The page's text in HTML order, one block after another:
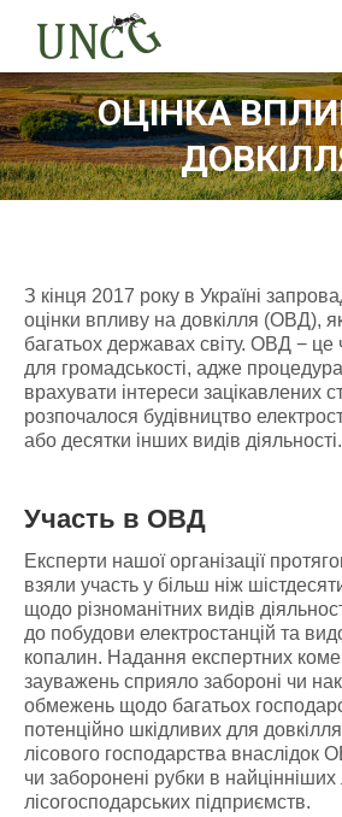
ОЦІНКА
З кінця 2017 року в Україні
оцінки впливу на довкілля (ОВД),
багатьох державах світу. ОВД − це
для громадськості, адже
врахувати інтереси зацікавлених
розпочалося будівництво
або десятки інших видів діяльності.
Участь в ОВД
Експерти нашої організації
взяли участь у більш ніж
щодо різноманітних видів
до побудови електростанцій та
копалин. Надання експертних
зауважень сприяло забороні чи
обмежень щодо багатьох
потенційно шкідливих для
лісового господарства внаслідок
чи заборонені рубки в найцінніших
лісогосподарських підприємств.